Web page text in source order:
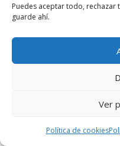
Puedes aceptar todo, rechazar
guarde ahí.
Ver
Política de cookies